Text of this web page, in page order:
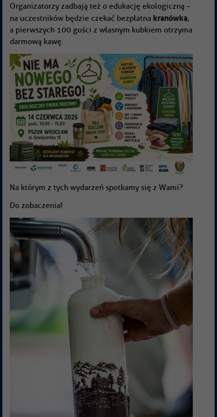
Organizatorzy zadbają też o edukację ekologiczną –
na uczestników będzie czekać bezpłatna kranówka,
a pierwszych 100 gości z własnym kubkiem otrzyma
darmową kawę.
Na którym z tych wydarzeń spotkamy się z Wami?
Do zobaczenia!